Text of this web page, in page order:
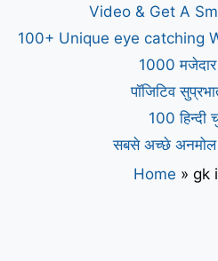
Video & Get A
100+ Unique eye catching
1000
पॉजिटिव
100
सबसे अच्छे अनमोल
Home » gk